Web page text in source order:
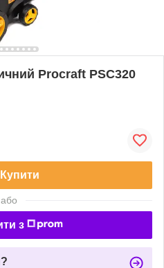
Procraft PSC320
Купити
або
з